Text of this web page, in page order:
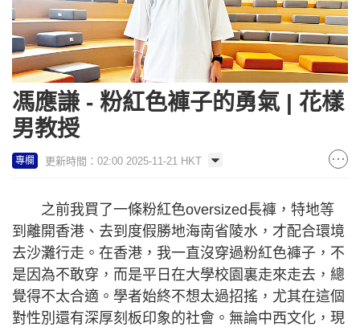
馮應謙 - 粉紅色褲子的勇氣 | 花樣
男教授
專欄 更新時間：02:00 2025-11-21 HKT
之前我買了一條粉紅色oversized長褲，特地等
到離開香港、去到度假勝地海南省陵水，才配合環境
去沙灘行走。在香港，我一直沒穿過粉紅色褲子，不
是因為不敢穿，而是平日在大學校園裏走來走去，總
覺得不太合適。學者始終不想太過招搖，尤其在這個
對性別還有深厚刻板印象的社會。無論中西文化，現